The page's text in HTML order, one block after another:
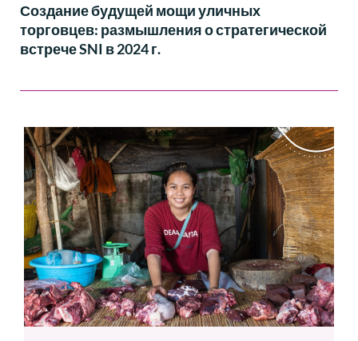
Создание будущей мощи уличных
торговцев: размышления о стратегической
встрече SNI в 2024 г.